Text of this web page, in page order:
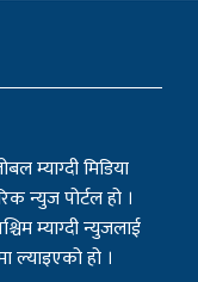
म्याग्दी मिडिया
न्युज पोर्टल हो ।
म्याग्दी न्युजलाई
ल्याइएको हो ।